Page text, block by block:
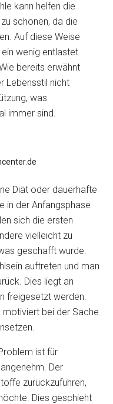
kann helfen die
schonen, da die
Auf diese Weise
wenig entlastet
bereits erwähnt
Lebensstil nicht
was
immer sind.
Diät oder dauerhafte
in der Anfangsphase
sich die ersten
vielleicht zu
geschafft wurde.
auftreten und man
Dies liegt an
freigesetzt werden.
motiviert bei der Sache
ist für
Der
zurückzuführen,
Dies geschieht